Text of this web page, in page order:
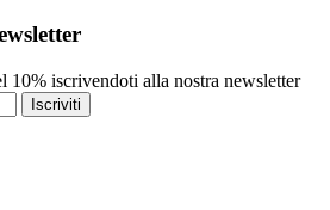
10% iscrivendoti alla nostra newsletter
Iscriviti